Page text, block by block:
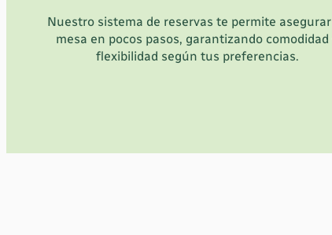
Nuestro sistema de reservas te permite
mesa en pocos pasos, garantizando comodidad
flexibilidad según tus preferencias.